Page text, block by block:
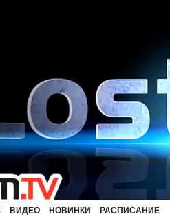
ВИДЕО НОВИНКИ РАСПИСАНИЕ